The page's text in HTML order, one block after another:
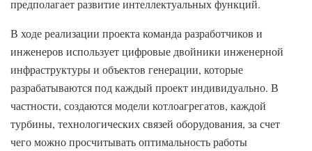
предполагает развитие интеллектуальных функций.
В ходе реализации проекта команда разработчиков и
инженеров использует цифровые двойники инженерной
инфраструктуры и объектов генерации, которые
разрабатываются под каждый проект индивидуально. В
частности, создаются модели котлоагрегатов, каждой
турбины, технологических связей оборудования, за счет
чего можно просчитывать оптимальность работы